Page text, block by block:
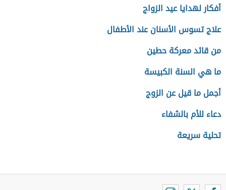
أفكار لهدايا عيد الزواج
علاج تسوس الأسنان عند الأطفال
من قائد معركة حطين
ما هي السنة الكبيسة
أجمل ما قيل عن الزوج
دعاء للأم بالشفاء
تحلية سريعة